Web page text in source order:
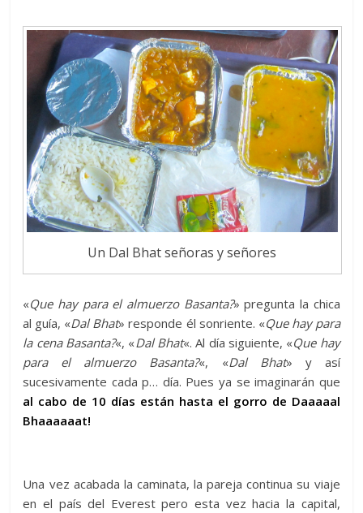
Un Dal Bhat señoras y señores
«Que hay para el almuerzo Basanta?» pregunta la chica
al guía, «Dal Bhat» responde él sonriente. «Que hay para
la cena Basanta?«, «Dal Bhat«. Al día siguiente, «Que hay
para el almuerzo Basanta?«, «Dal Bhat» y así
sucesivamente cada p… día. Pues ya se imaginarán que
al cabo de 10 días están hasta el gorro de Daaaaal
Bhaaaaaat!
Una vez acabada la caminata, la pareja continua su viaje
en el país del Everest pero esta vez hacia la capital,